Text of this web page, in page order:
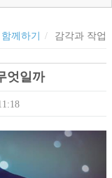
께하기 감각과 작업
엇일까